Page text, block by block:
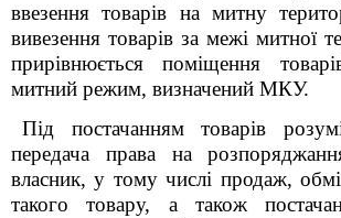
ввезення товарів на митну
вивезення товарів за межі митної
прирівнюється поміщення
митний режим, визначений МКУ.
Під постачанням товарів
передача права на
власник, у тому числі продаж,
такого товару, а також